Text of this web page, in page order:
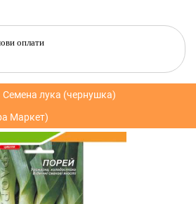
оплати
Семена лука (чернушка)
Маркет)